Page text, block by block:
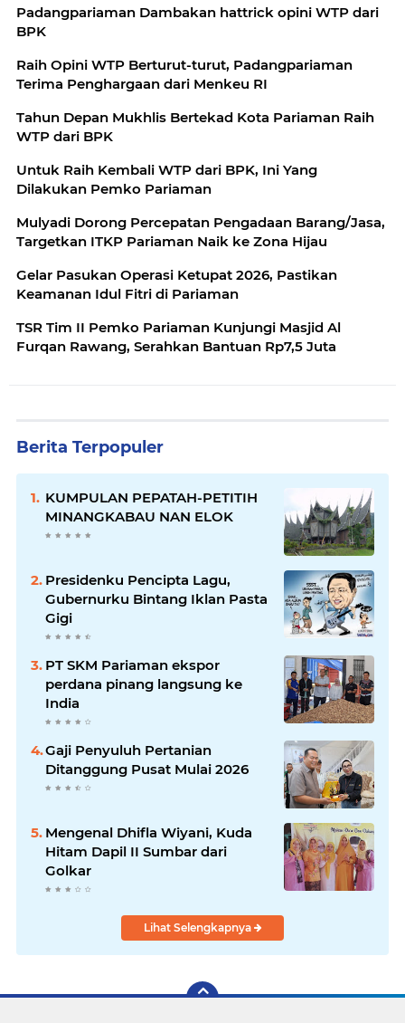
Padangpariaman Dambakan hattrick opini WTP dari
BPK
Raih Opini WTP Berturut-turut, Padangpariaman
Terima Penghargaan dari Menkeu RI
Tahun Depan Mukhlis Bertekad Kota Pariaman Raih
WTP dari BPK
Untuk Raih Kembali WTP dari BPK, Ini Yang
Dilakukan Pemko Pariaman
Mulyadi Dorong Percepatan Pengadaan Barang/Jasa,
Targetkan ITKP Pariaman Naik ke Zona Hijau
Gelar Pasukan Operasi Ketupat 2026, Pastikan
Keamanan Idul Fitri di Pariaman
TSR Tim II Pemko Pariaman Kunjungi Masjid Al
Furqan Rawang, Serahkan Bantuan Rp7,5 Juta
Berita Terpopuler
KUMPULAN PEPATAH-PETITIH
MINANGKABAU NAN ELOK
Presidenku Pencipta Lagu,
Gubernurku Bintang Iklan Pasta
Gigi
PT SKM Pariaman ekspor
perdana pinang langsung ke
India
Gaji Penyuluh Pertanian
Ditanggung Pusat Mulai 2026
Mengenal Dhifla Wiyani, Kuda
Hitam Dapil II Sumbar dari
Golkar
Lihat Selengkapnya